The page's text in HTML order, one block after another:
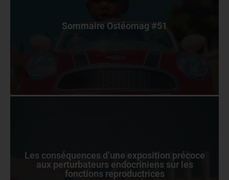
Sommaire Ostéomag #51
Les conséquences d’une exposition précoce
aux perturbateurs endocriniens sur les
fonctions reproductrices